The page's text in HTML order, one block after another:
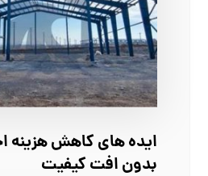
ایده‌ های کاهش هزینه
بدون افت کیفیت